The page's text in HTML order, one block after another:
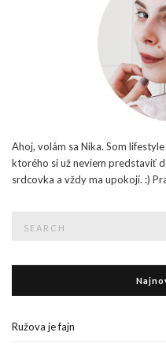
Ahoj, volám sa Nika. Som
ktorého si už neviem predstaviť
srdcovka a vždy ma upokojí. :)
Ružova je fajn